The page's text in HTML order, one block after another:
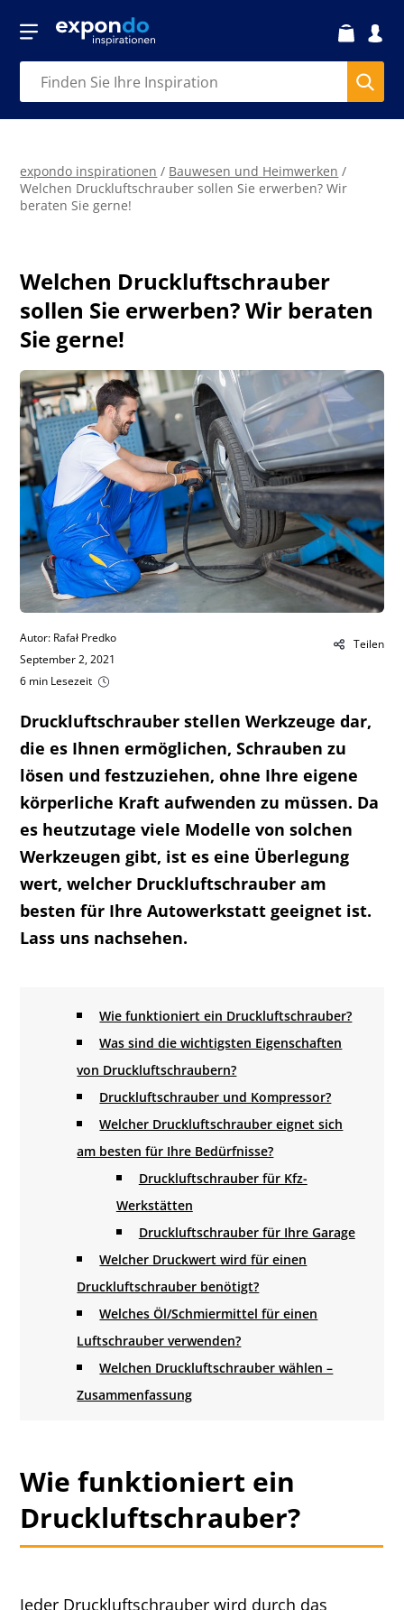
expondo inspirationen / Bauwesen und Heimwerken /
Welchen Druckluftschrauber sollen Sie erwerben? Wir
beraten Sie gerne!
Welchen Druckluftschrauber
sollen Sie erwerben? Wir beraten
Sie gerne!
Druckluftschrauber stellen Werkzeuge dar,
die es Ihnen ermöglichen, Schrauben zu
lösen und festzuziehen, ohne Ihre eigene
körperliche Kraft aufwenden zu müssen. Da
es heutzutage viele Modelle von solchen
Werkzeugen gibt, ist es eine Überlegung
wert, welcher Druckluftschrauber am
besten für Ihre Autowerkstatt geeignet ist.
Lass uns nachsehen.
Teilen
Autor: Rafał Predko
September 2, 2021
6 min Lesezeit
Wie funktioniert ein Druckluftschrauber?
Was sind die wichtigsten Eigenschaften
von Druckluftschraubern?
Druckluftschrauber und Kompressor?
Welcher Druckluftschrauber eignet sich
am besten für Ihre Bedürfnisse?
Druckluftschrauber für Kfz-
Werkstätten
Druckluftschrauber für Ihre Garage
Welcher Druckwert wird für einen
Druckluftschrauber benötigt?
Welches Öl/Schmiermittel für einen
Luftschrauber verwenden?
Welchen Druckluftschrauber wählen –
Zusammenfassung
Wie funktioniert ein
Druckluftschrauber?
Jeder Druckluftschrauber wird durch das